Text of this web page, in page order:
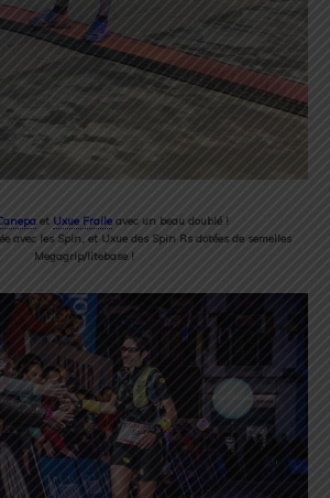
et Uxue Fraile avec un beau doublé !
avec les Spin, et Uxue des Spin Rs dotées de semelles
Megagrip/litebase !